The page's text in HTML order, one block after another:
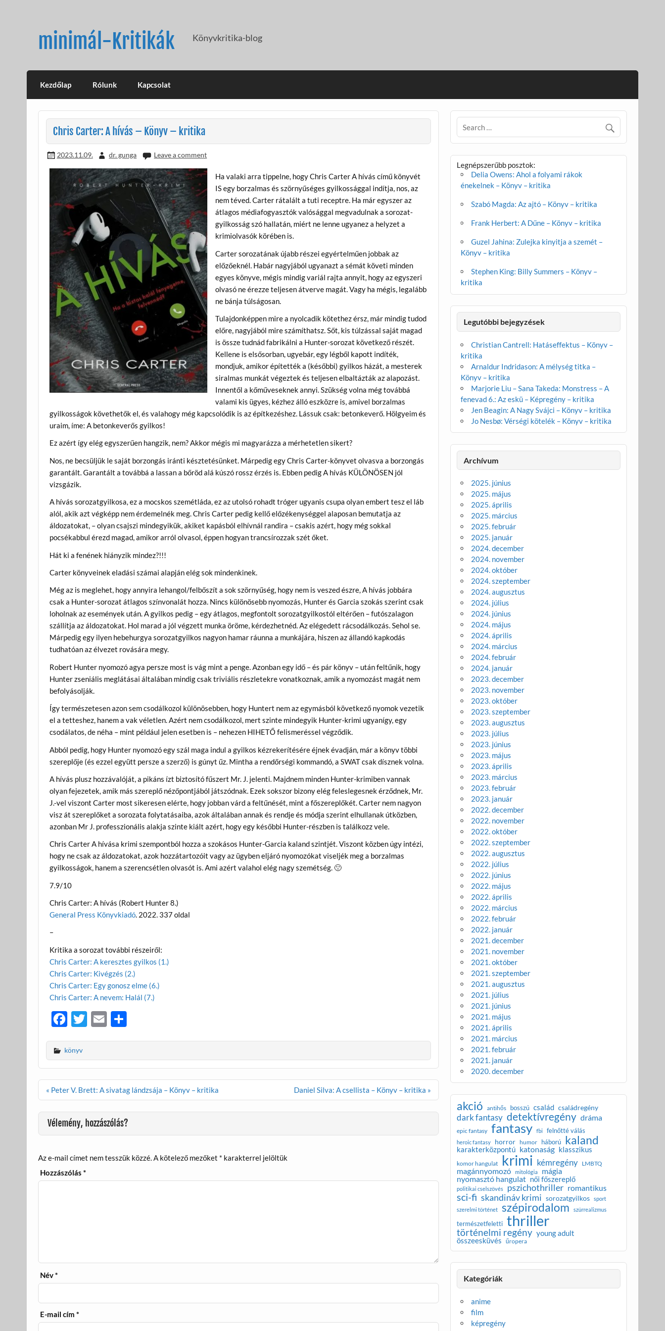
minimál-Kritikák Könyvkritika-blog
Kezdőlap Rólunk Kapcsolat
Chris Carter: A hívás – Könyv – kritika
2023.11.09. dr. gunga Leave a comment
Ha valaki arra tippelne, hogy Chris Carter A hívás című könyvét
IS egy borzalmas és szörnyűséges gyilkossággal indítja, nos, az
nem téved. Carter rátalált a tuti receptre. Ha már egyszer az
átlagos médiafogyasztók valósággal megvadulnak a sorozat-
gyilkosság szó hallatán, miért ne lenne ugyanez a helyzet a
krimiolvasók körében is.
Carter sorozatának újabb részei egyértelműen jobbak az
előzőeknél. Habár nagyjából ugyanazt a sémát követi minden
egyes könyve, mégis mindig variál rajta annyit, hogy az egyszeri
olvasó ne érezze teljesen átverve magát. Vagy ha mégis, legalább
ne bánja túlságosan.
Tulajdonképpen mire a nyolcadik kötethez érsz, már mindig tudod
előre, nagyjából mire számíthatsz. Sőt, kis túlzással saját magad
is össze tudnád fabrikálni a Hunter-sorozat következő részét.
Kellene is elsősorban, ugyebár, egy légből kapott indíték,
mondjuk, amikor építették a (későbbi) gyilkos házát, a mesterek
siralmas munkát végeztek és teljesen elbaltázták az alapozást.
Innentől a kőműveseknek annyi. Szükség volna még továbbá
valami kis ügyes, kézhez álló eszközre is, amivel borzalmas
gyilkosságok követhetők el, és valahogy még kapcsolódik is az építkezéshez. Lássuk csak: betonkeverő. Hölgyeim és
uraim, íme: A betonkeverős gyilkos!
Ez azért így elég egyszerűen hangzik, nem? Akkor mégis mi magyarázza a mérhetetlen sikert?
Nos, ne becsüljük le saját borzongás iránti késztetésünket. Márpedig egy Chris Carter-könyvet olvasva a borzongás
garantált. Garantált a továbbá a lassan a bőröd alá kúszó rossz érzés is. Ebben pedig A hívás KÜLÖNÖSEN jól
vizsgázik.
A hívás sorozatgyilkosa, ez a mocskos szemétláda, ez az utolsó rohadt tróger ugyanis csupa olyan embert tesz el láb
alól, akik azt végképp nem érdemelnék meg. Chris Carter pedig kellő előzékenységgel alaposan bemutatja az
áldozatokat, – olyan csajszi mindegyikük, akiket kapásból elhívnál randira – csakis azért, hogy még sokkal
pocsékabbul érezd magad, amikor arról olvasol, éppen hogyan trancsírozzak szét őket.
Hát ki a fenének hiányzik mindez?!!!
Carter könyveinek eladási számai alapján elég sok mindenkinek.
Még az is meglehet, hogy annyira lehangol/felbőszít a sok szörnyűség, hogy nem is veszed észre, A hívás jobbára
csak a Hunter-sorozat átlagos színvonalát hozza. Nincs különösebb nyomozás, Hunter és Garcia szokás szerint csak
loholnak az események után. A gyilkos pedig – egy átlagos, megfontolt sorozatgyilkostól eltérően – futószalagon
szállítja az áldozatokat. Hol marad a jól végzett munka öröme, kérdezhetnéd. Az elégedett rácsodálkozás. Sehol se.
Márpedig egy ilyen hebehurgya sorozatgyilkos nagyon hamar ráunna a munkájára, hiszen az állandó kapkodás
tudhatóan az élvezet rovására megy.
Robert Hunter nyomozó agya persze most is vág mint a penge. Azonban egy idő – és pár könyv – után feltűnik, hogy
Hunter zseniális meglátásai általában mindig csak triviális részletekre vonatkoznak, amik a nyomozást magát nem
befolyásolják.
Így természetesen azon sem csodálkozol különösebben, hogy Huntert nem az egymásból következő nyomok vezetik
el a tetteshez, hanem a vak véletlen. Azért nem csodálkozol, mert szinte mindegyik Hunter-krimi ugyanígy, egy
csodálatos, de néha – mint például jelen esetben is – nehezen HIHETŐ felismeréssel végződik.
Abból pedig, hogy Hunter nyomozó egy szál maga indul a gyilkos kézrekerítésére éjnek évadján, már a könyv többi
szereplője (és ezzel együtt persze a szerző) is gúnyt űz. Mintha a rendőrségi kommandó, a SWAT csak dísznek volna.
A hívás plusz hozzávalóját, a pikáns ízt biztosító fűszert Mr. J. jelenti. Majdnem minden Hunter-krimiben vannak
olyan fejezetek, amik más szereplő nézőpontjából játszódnak. Ezek sokszor bizony elég feleslegesnek érződnek, Mr.
J.-vel viszont Carter most sikeresen elérte, hogy jobban várd a feltűnését, mint a főszereplőkét. Carter nem nagyon
visz át szereplőket a sorozata folytatásaiba, azok általában annak és rendje és módja szerint elhullanak útközben,
azonban Mr J. professzionális alakja szinte kiált azért, hogy egy későbbi Hunter-részben is találkozz vele.
Chris Carter A hívása krimi szempontból hozza a szokásos Hunter-Garcia kaland szintjét. Viszont közben úgy intézi,
hogy ne csak az áldozatokat, azok hozzátartozóit vagy az ügyben eljáró nyomozókat viseljék meg a borzalmas
gyilkosságok, hanem a szerencsétlen olvasót is. Ami azért valahol elég nagy szemétség. 🙁
7.9/10
Chris Carter: A hívás (Robert Hunter 8.)
General Press Könyvkiadó. 2022. 337 oldal
–
Kritika a sorozat további részeiről:
Chris Carter: A keresztes gyilkos (1.)
Chris Carter: Kivégzés (2.)
Chris Carter: Egy gonosz elme (6.)
Chris Carter: A nevem: Halál (7.)
F
e
b
o
o
k
T
er
E
m
e
g
könyv
Bejegyzés
« Peter V. Brett: A sivatag lándzsája – Könyv – kritika Daniel Silva: A csellista – Könyv – kritika »
Vélemény, hozzászólás?
Az e-mail címet nem tesszük közzé.A kötelező mezőket * karakterrel jelöltük
Hozzászólás*
Név*
E-mail cím*
Legnépszerűbb posztok:
Delia Owens: Ahol a folyami rákok
énekelnek – Könyv – kritika
Szabó Magda: Az ajtó – Könyv – kritika
Frank Herbert: A Dűne – Könyv – kritika
Guzel Jahina: Zulejka kinyitja a szemét –
Könyv – kritika
Stephen King: Billy Summers – Könyv –
kritika
Legutóbbi bejegyzések
Christian Cantrell: Hatáseffektus – Könyv –
kritika
Arnaldur Indridason: A mélység titka –
Könyv – kritika
Marjorie Liu – Sana Takeda: Monstress – A
fenevad 6.: Az eskü – Képregény – kritika
Jen Beagin: A Nagy Svájci – Könyv – kritika
Jo Nesbø: Vérségi kötelék – Könyv – kritika
Archívum
2025. június
2025. május
2025. április
2025. március
2025. február
2025. január
2024. december
2024. november
2024. október
2024. szeptember
2024. augusztus
2024. július
2024. június
2024. május
2024. április
2024. március
2024. február
2024. január
2023. december
2023. november
2023. október
2023. szeptember
2023. augusztus
2023. július
2023. június
2023. május
2023. április
2023. március
2023. február
2023. január
2022. december
2022. november
2022. október
2022. szeptember
2022. augusztus
2022. július
2022. június
2022. május
2022. április
2022. március
2022. február
2022. január
2021. december
2021. november
2021. október
2021. szeptember
2021. augusztus
2021. július
2021. június
2021. május
2021. április
2021. március
2021. február
2021. január
2020. december
akció antihős bosszú család családregény
dark fantasy detektívregény dráma
epic fantasy fantasy fbi felnőtté válás
heroic fantasy horror humor háború kaland
karakterközpontú katonaság klasszikus
komor hangulat krimi kémregény LMBTQ
magánnyomozó mitológia mágia
nyomasztó hangulat női főszereplő
politikai cselszövés pszichothriller romantikus
sci-fi skandináv krimi sorozatgyilkos
sport
szerelmi történet
szépirodalom szürrealizmus
természetfeletti thriller
történelmi regény young adult
összeesküvés
űropera
Kategóriák
anime
film
képregény